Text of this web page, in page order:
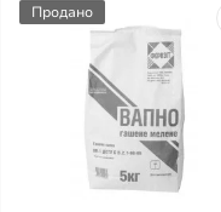
Продано